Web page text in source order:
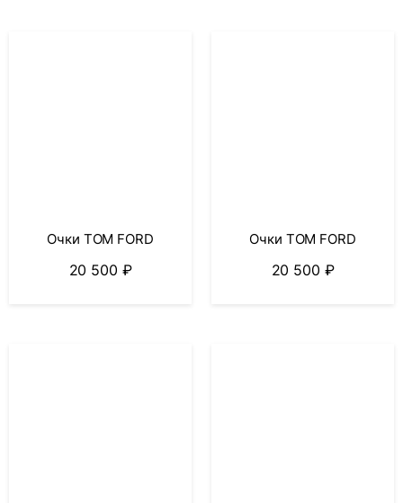
Очки TOM FORD
20 500 ₽
Очки TOM FORD
20 500 ₽